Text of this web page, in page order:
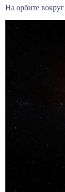
На орбите